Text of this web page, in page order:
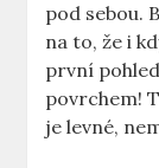
pod sebou.
na to, že i
první
povrchem!
je levné,